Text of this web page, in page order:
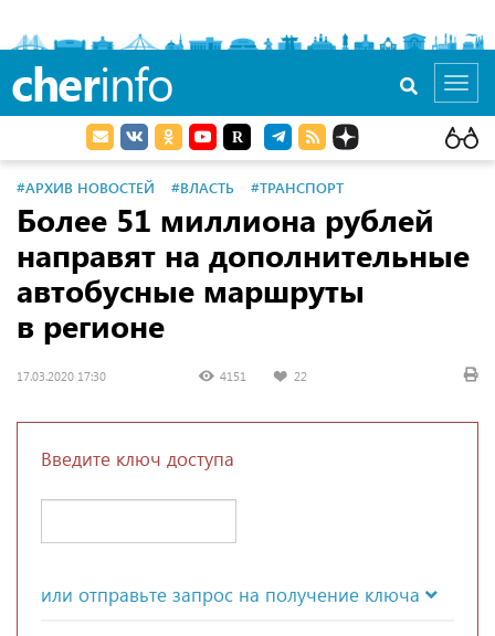
cherinfo
#АРХИВ НОВОСТЕЙ #ВЛАСТЬ #ТРАНСПОРТ
Более 51 миллиона рублей
направят на дополнительные
автобусные маршруты
в регионе
17.03.2020 17:30 4151 22
Введите ключ доступа
или отправьте запрос на получение ключа